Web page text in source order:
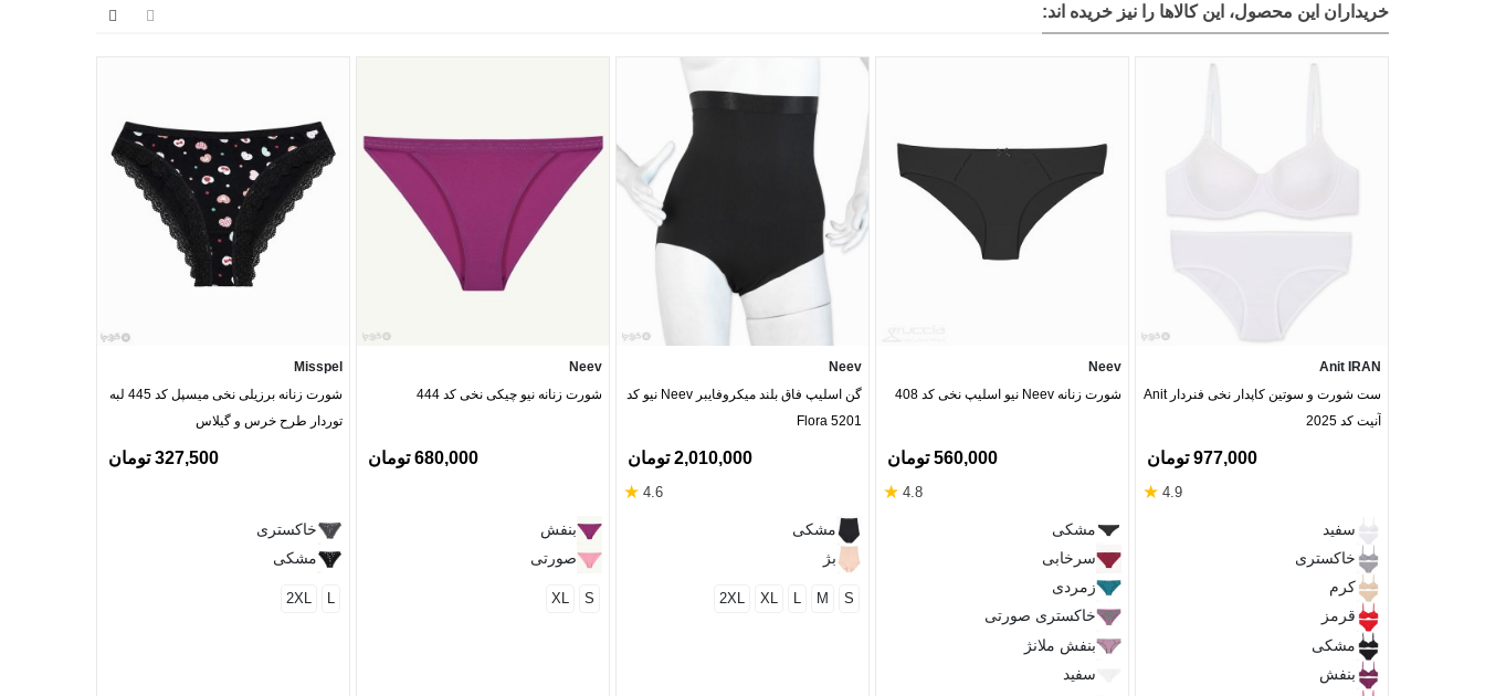
خریداران این محصول، این کالاها را نیز خریده اند:
Anit IRAN
ست شورت و سوتین کاپدار نخی فنردار Anit
آنیت کد 2025
977,000 تومان
4.9
★
سفید
خاکستری
کرم
قرمز
مشکی
بنفش
Neev
شورت زنانه Neev نیو اسلیپ نخی کد 408
560,000 تومان
4.8
★
مشکی
سرخابی
زمردی
خاکستری صورتی
بنفش ملانژ
سفید
Neev
گن اسلیپ فاق بلند میکروفایبر Neev نیو کد
Flora 5201
2,010,000 تومان
4.6
★
مشکی
بژ
S
M
L
XL
2XL
Neev
شورت زنانه نیو چیکی نخی کد 444
680,000 تومان
بنفش
صورتی
S
XL
Misspel
شورت زنانه برزیلی نخی میسپل کد 445 لبه
توردار طرح خرس و گیلاس
327,500 تومان
خاکستری
مشکی
L
2XL